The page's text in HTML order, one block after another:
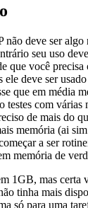
não deve ser
seu uso
que você
deve ser
que em média
testes com várias
de mais do
memória (ai
a ser
memória de
1GB, mas certa
tinha mais
só para uma